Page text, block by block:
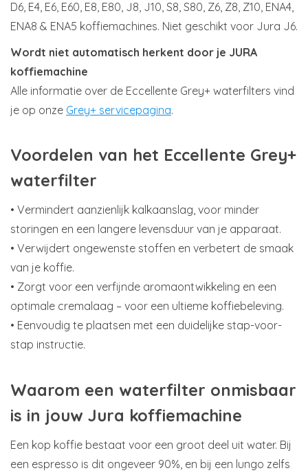
D6, E4, E6, E60, E8, E80, J8, J10, S8, S80, Z6, Z8, Z10, ENA4,
ENA8 & ENA5 koffiemachines. Niet geschikt voor Jura J6.
Wordt niet automatisch herkent door je JURA
koffiemachine
Alle informatie over de Eccellente Grey+ waterfilters vind
je op onze Grey+ servicepagina.
Voordelen van het Eccellente Grey+
waterfilter
• Vermindert aanzienlijk kalkaanslag, voor minder
storingen en een langere levensduur van je apparaat.
• Verwijdert ongewenste stoffen en verbetert de smaak
van je koffie.
• Zorgt voor een verfijnde aromaontwikkeling en een
optimale cremalaag – voor een ultieme koffiebeleving.
• Eenvoudig te plaatsen met een duidelijke stap-voor-
stap instructie.
Waarom een waterfilter onmisbaar
is in jouw Jura koffiemachine
Een kop koffie bestaat voor een groot deel uit water. Bij
een espresso is dit ongeveer 90%, en bij een lungo zelfs